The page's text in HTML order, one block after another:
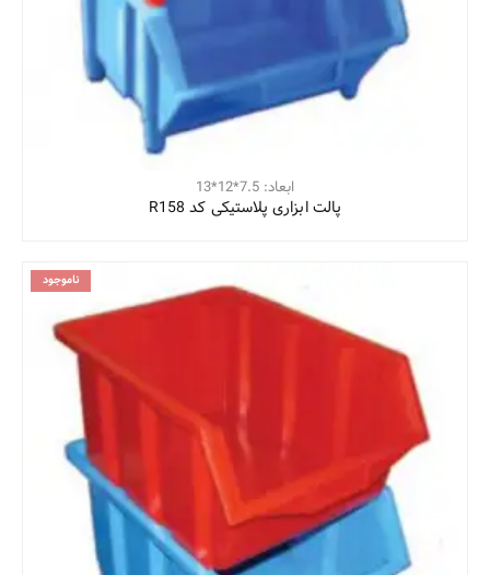
ابعاد: 7.5*12*13
پالت ابزاری پلاستیکی کد R158
ناموجود